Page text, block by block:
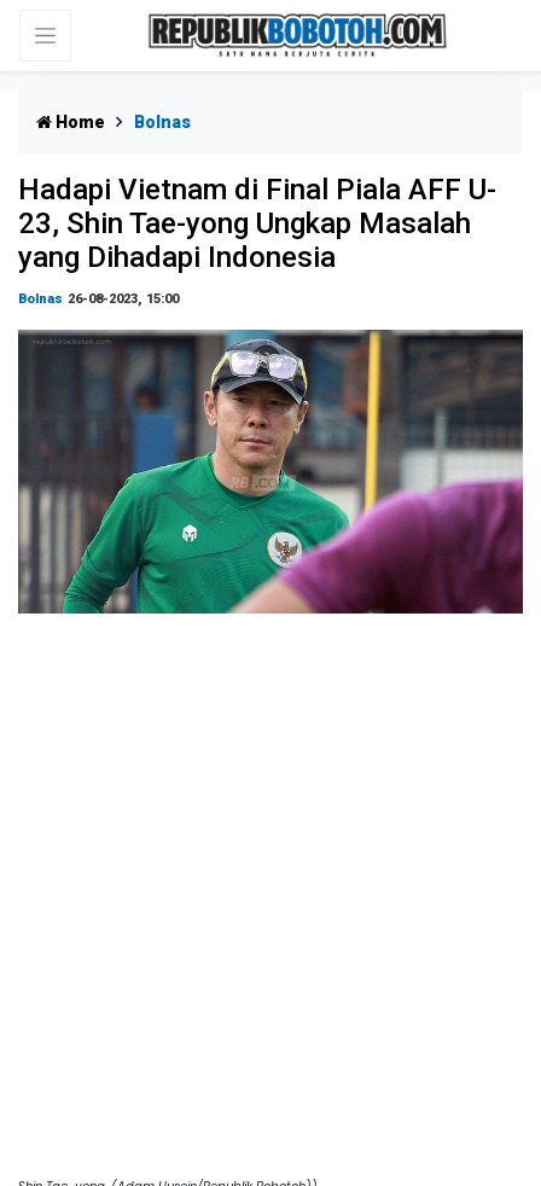
Home Bolnas
Hadapi Vietnam di Final Piala AFF U-
23, Shin Tae-yong Ungkap Masalah
yang Dihadapi Indonesia
Bolnas 26-08-2023, 15:00